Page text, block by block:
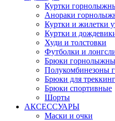
Куртки
Анораки
Куртки и жилетки
Куртки и
Худи и толстовки
Футболки и
Брюки
Полукомбинезоны
Брюки для
Брюки спортивные
Шорты
АКСЕССУАРЫ
Маски и очки